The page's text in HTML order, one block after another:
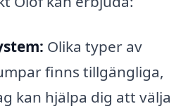
Olika typer av
finns tillgängliga,
kan hjälpa dig att välja